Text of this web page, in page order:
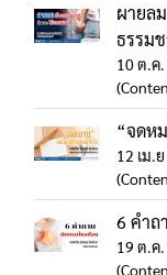
ผายล
ธรรม
10 ต.ค
“จดห
12 เม.
6 คำถ
19 ต.ค